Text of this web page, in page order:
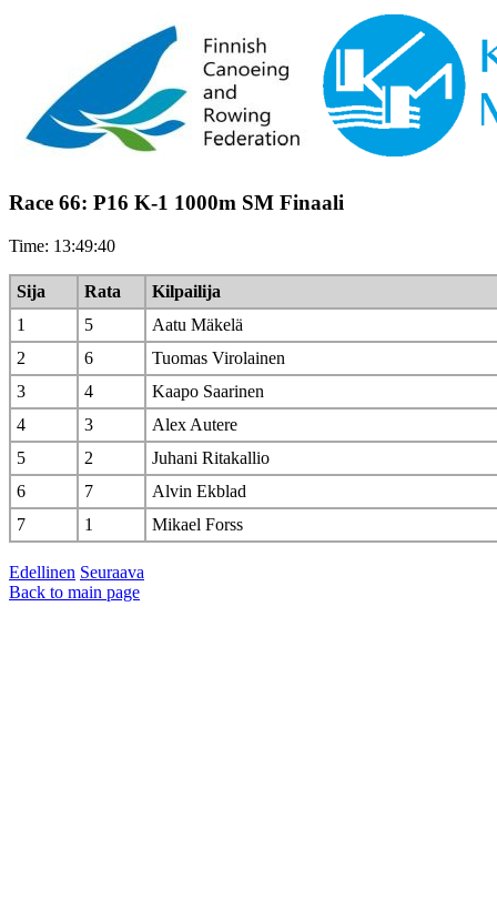
Race 66: P16 K-1 1000m SM Finaali
Time: 13:49:40
Sija Rata
Kilpailija
1
5
Aatu Mäkelä
2
6
Tuomas Virolainen
3
4
Kaapo Saarinen
4
3
Alex Autere
5
2
Juhani Ritakallio
6
7
Alvin Ekblad
7
1 Mikael Forss
Edellinen Seuraava
Back to main page